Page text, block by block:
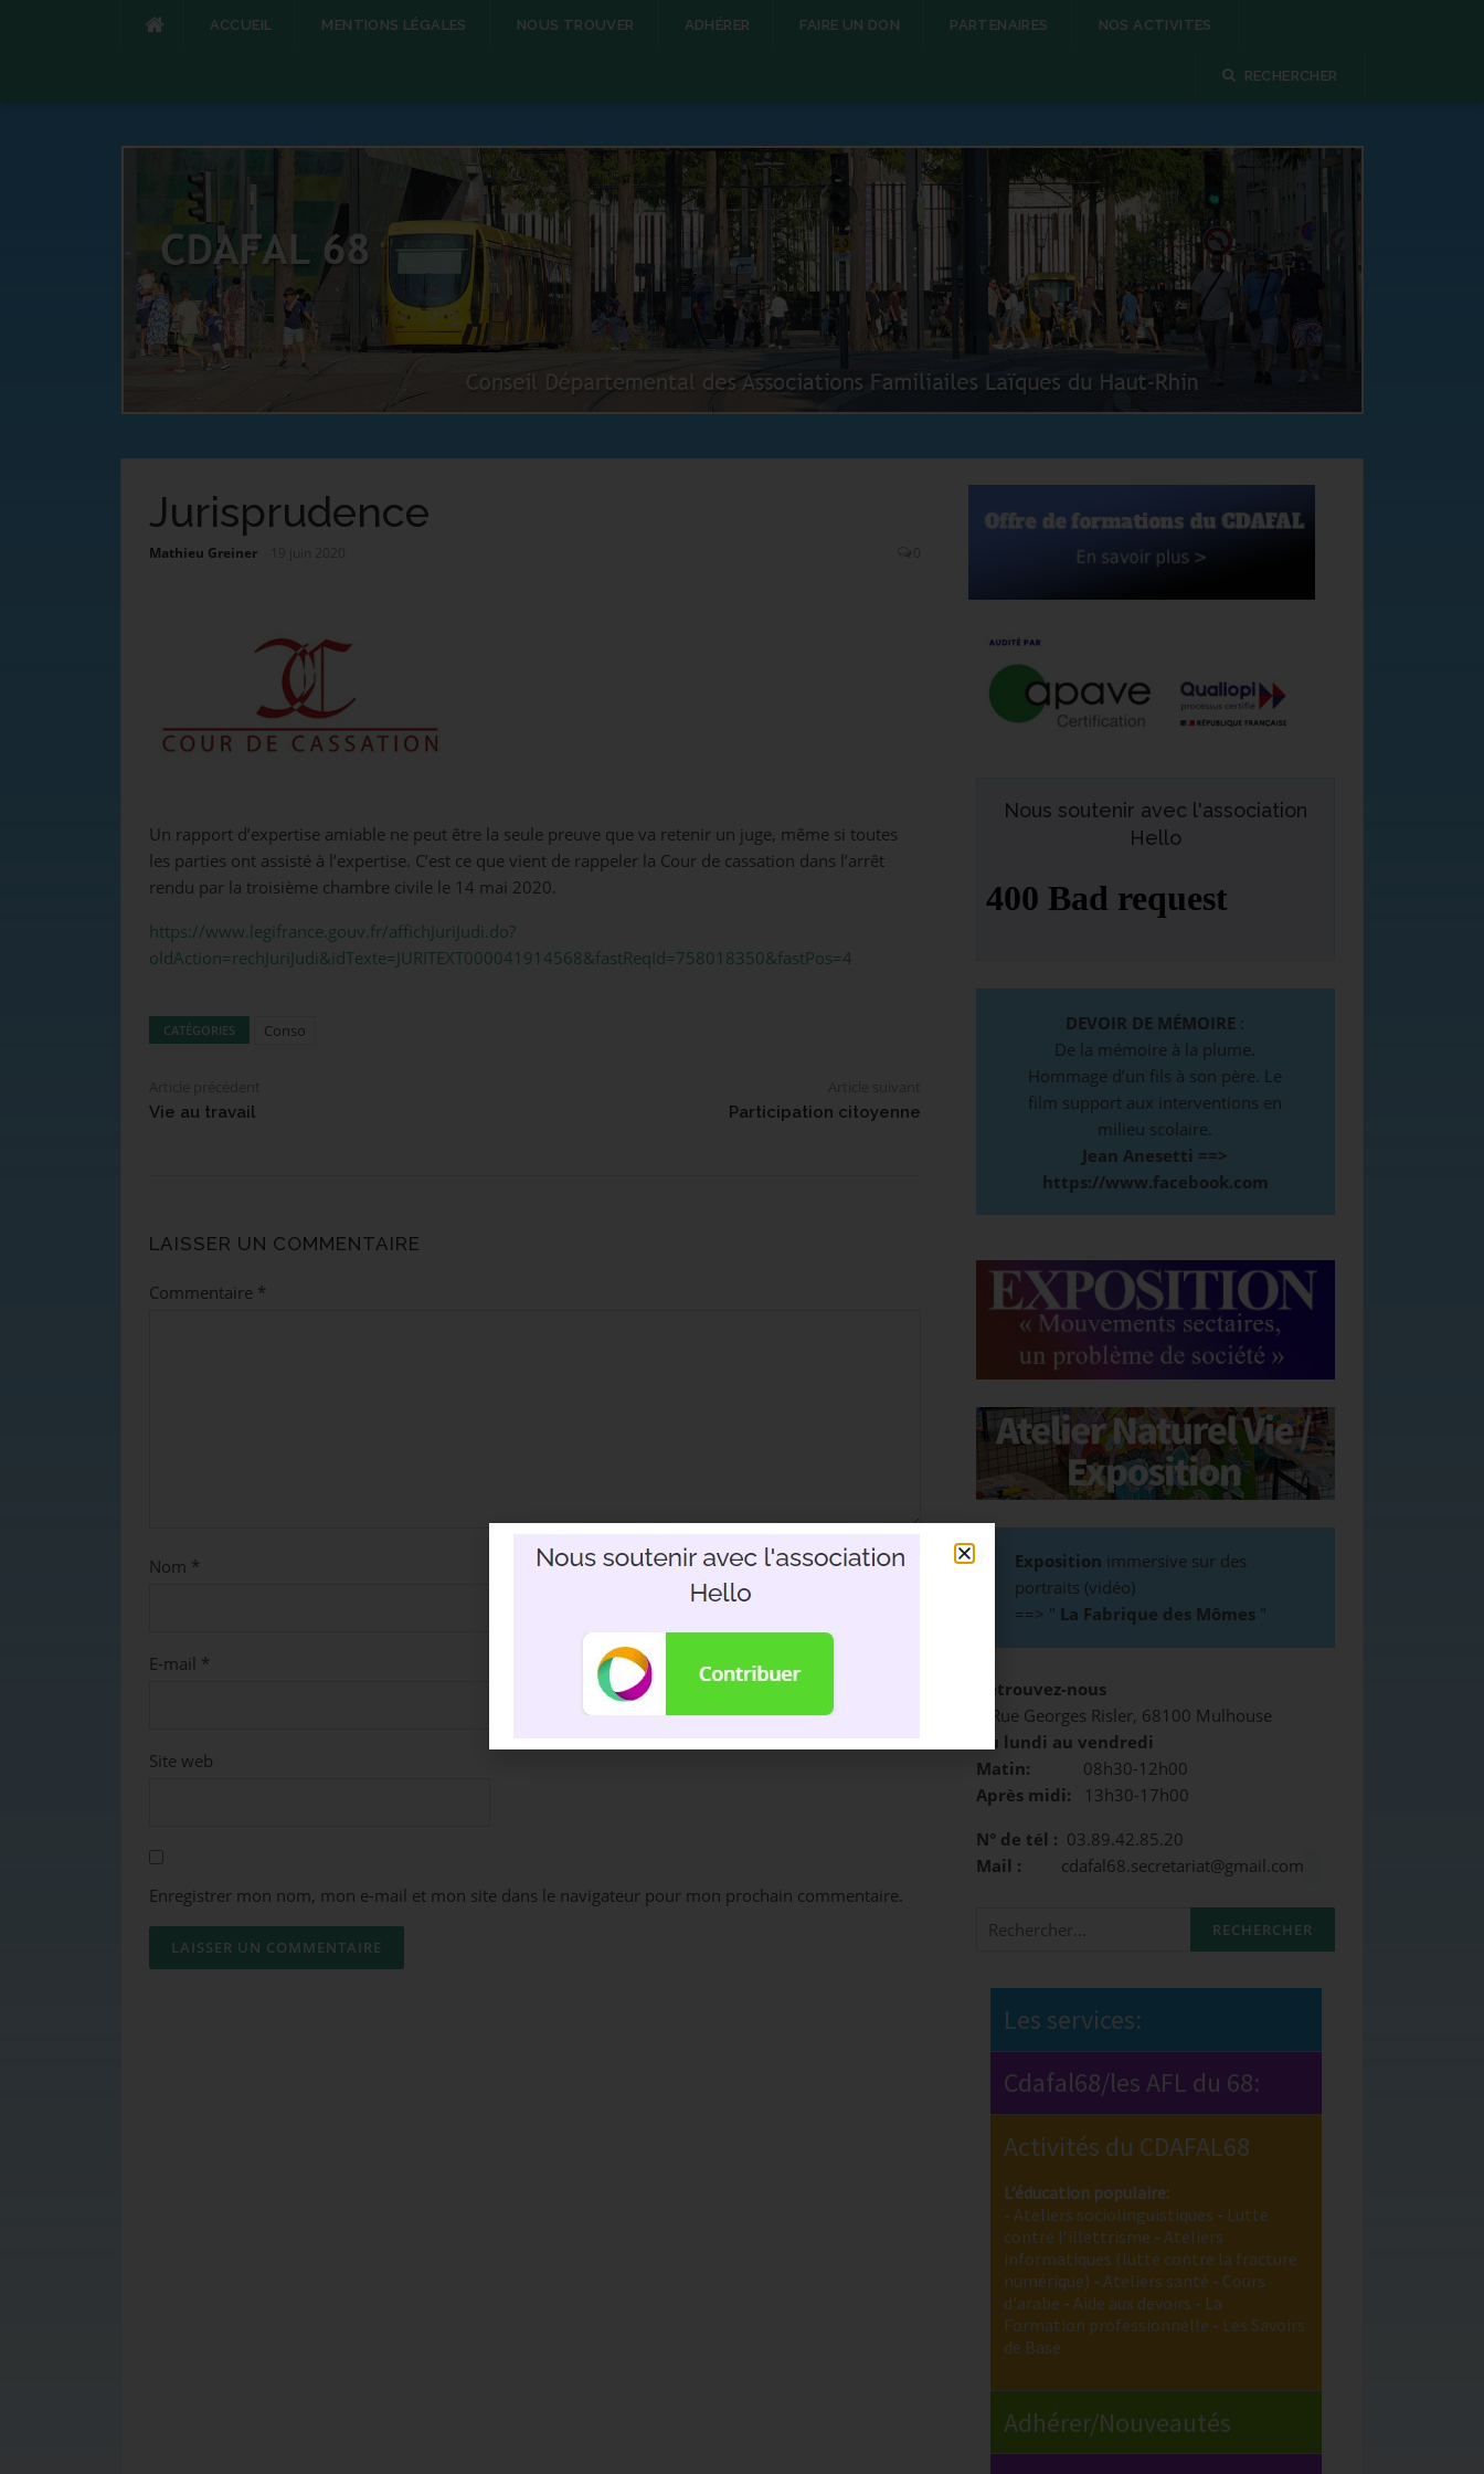
ACCUEIL MENTIONS LÉGALES NOUS TROUVER ADHÉRER FAIRE UN DON PARTENAIRES NOS ACTIVITES
RECHERCHER
Jurisprudence
Mathieu Greiner
Un rapport d’expertise amiable ne peut être la seule preuve que va retenir un juge, même si toutes
les parties ont assisté à l’expertise. C’est ce que vient de rappeler la Cour de cassation dans l’arrêt
rendu par la troisième chambre civile le 14 mai 2020.
https://www.legifrance.gouv.fr/affichJuriJudi.do?
oldAction=rechJuriJudi&idTexte=JURITEXT000041914568&fastReqId=758018350&fastPos=4
CATÉGORIES Conso
Vie au travail
Participation citoyenne
LAISSER UN COMMENTAIRE
Commentaire *
Nom *
E-mail *
Site web
Enregistrer mon nom, mon e-mail et mon site dans le navigateur pour mon prochain commentaire.
Nous soutenir avec l'association
Hello
DEVOIR DE MÉMOIRE :
De la mémoire à la plume.
Hommage d’un fils à son père. Le
film support aux interventions en
milieu scolaire.
Jean Anesetti ==>
https://www.facebook.com
Exposition immersive sur des
portraits (vidéo)
==> " La Fabrique des Mômes "
Retrouvez-nous
3 Rue Georges Risler, 68100 Mulhouse
Du lundi au vendredi
Matin: 08h30-12h00
Après midi: 13h30-17h00
N° de tél : 03.89.42.85.20
Mail : cdafal68.secretariat@gmail.com